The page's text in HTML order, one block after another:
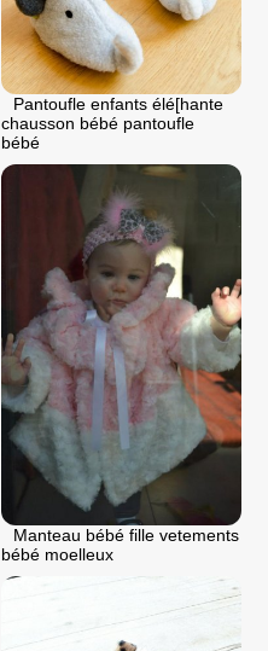
Pantoufle enfants élé[hante
chausson bébé pantoufle
bébé
Manteau bébé fille vetements
bébé moelleux